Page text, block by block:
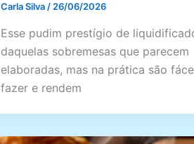
Carla Silva / 26/06/2026
Esse pudim prestígio de
daquelas sobremesas que parecem
elaboradas, mas na prática são
fazer e rendem